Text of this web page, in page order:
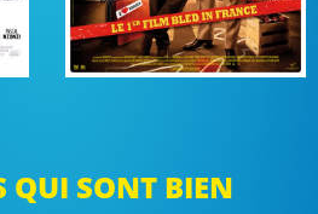
QUI SONT BIEN